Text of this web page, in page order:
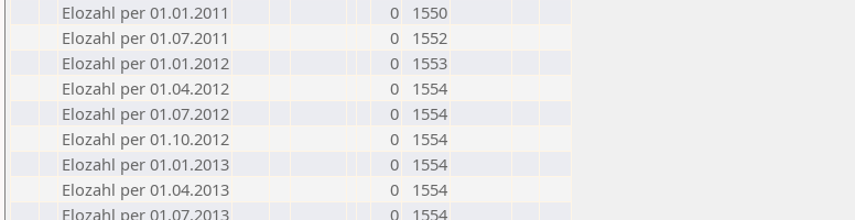
Elozahl per 01.01.2011
0
1550
Elozahl per 01.07.2011
0
1552
Elozahl per 01.01.2012
0
1553
Elozahl per 01.04.2012
0
1554
Elozahl per 01.07.2012
0
1554
Elozahl per 01.10.2012
0
1554
Elozahl per 01.01.2013
0
1554
Elozahl per 01.04.2013
0
1554
Elozahl per 01.07.2013
0
1554